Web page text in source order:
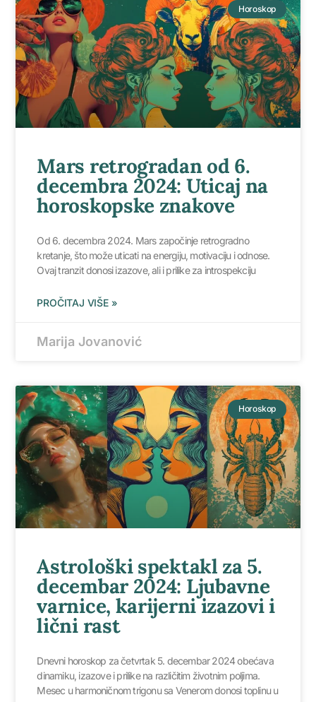
Horoskop
Mars retrogradan od 6.
decembra 2024: Uticaj na
horoskopske znakove
Od 6. decembra 2024. Mars započinje retrogradno
kretanje, što može uticati na energiju, motivaciju i odnose.
Ovaj tranzit donosi izazove, ali i prilike za introspekciju
PROČITAJ VIŠE »
Marija Jovanović
Horoskop
Astrološki spektakl za 5.
decembar 2024: Ljubavne
varnice, karijerni izazovi i
lični rast
Dnevni horoskop za četvrtak 5. decembar 2024 obećava
dinamiku, izazove i prilike na različitim životnim poljima.
Mesec u harmoničnom trigonu sa Venerom donosi toplinu u